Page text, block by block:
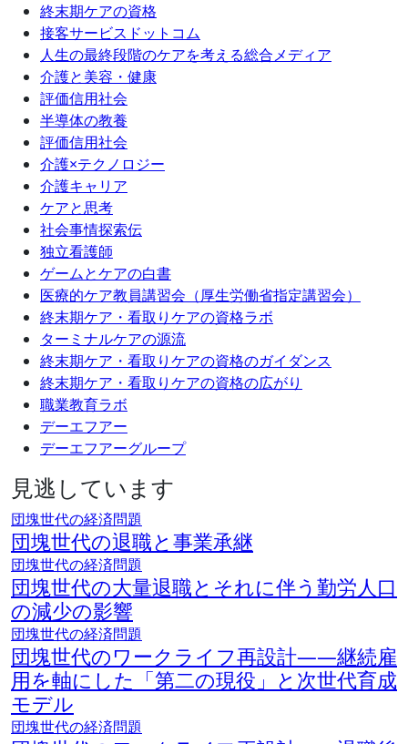
終末期ケアの資格
接客サービスドットコム
人生の最終段階のケアを考える総合メディア
介護と美容・健康
評価信用社会
半導体の教養
評価信用社会
介護×テクノロジー
介護キャリア
ケアと思考
社会事情探索伝
独立看護師
ゲームとケアの白書
医療的ケア教員講習会（厚生労働省指定講習会）
終末期ケア・看取りケアの資格ラボ
ターミナルケアの源流
終末期ケア・看取りケアの資格のガイダンス
終末期ケア・看取りケアの資格の広がり
職業教育ラボ
デーエフアー
デーエフアーグループ
見逃しています
団塊世代の経済問題
団塊世代の退職と事業承継
団塊世代の経済問題
団塊世代の大量退職とそれに伴う勤労人口
の減少の影響
団塊世代の経済問題
団塊世代のワークライフ再設計――継続雇
用を軸にした「第二の現役」と次世代育成
モデル
団塊世代の経済問題